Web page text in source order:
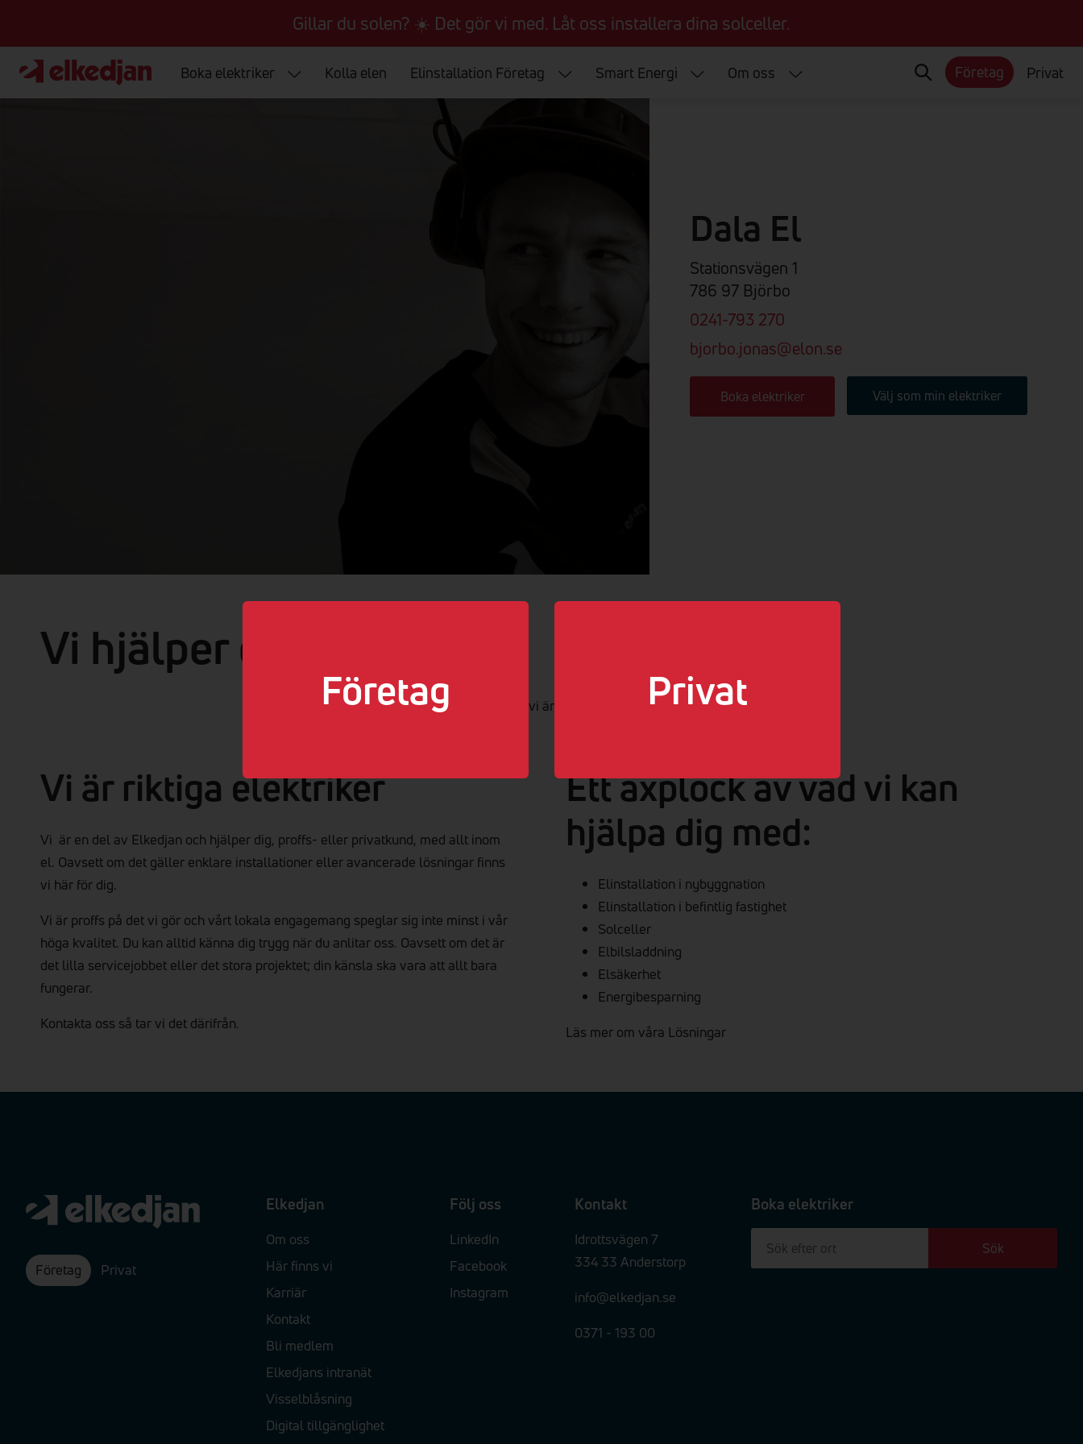
Gillar du solen? ☀️ Det gör vi med. Låt oss installera dina solceller.
Boka elektriker Kolla elen Elinstallation Företag Smart Energi Om oss Företag Privat
Företag Privat
Dala El
Stationsvägen 1
786 97 Björbo
0241-793 270
bjorbo.jonas@elon.se
Boka elektriker Välj som min elektriker
Vi hjälper dig med elen!
Så länge det handlar om el kan vi säga att vi är proffs. Vi kan el.
Vi är riktiga elektriker
Vi är en del av Elkedjan och hjälper dig, proffs- eller privatkund, med allt inom
el. Oavsett om det gäller enklare installationer eller avancerade lösningar finns
vi här för dig.
Vi är proffs på det vi gör och vårt lokala engagemang speglar sig inte minst i vår
höga kvalitet. Du kan alltid känna dig trygg när du anlitar oss. Oavsett om det är
det lilla servicejobbet eller det stora projektet; din känsla ska vara att allt bara
fungerar.
Kontakta oss så tar vi det därifrån.
Ett axplock av vad vi kan
hjälpa dig med:
Elinstallation i nybyggnation
Elinstallation i befintlig fastighet
Solceller
Elbilsladdning
Elsäkerhet
Energibesparning
Läs mer om våra Lösningar
Företag Privat
Elkedjan
Om oss
Här finns vi
Karriär
Kontakt
Bli medlem
Elkedjans intranät
Visselblåsning
Digital tillgänglighet
Följ oss
LinkedIn
Facebook
Instagram
Kontakt
Idrottsvägen 7
334 33 Anderstorp
info@elkedjan.se
0371 - 193 00
Boka elektriker
Sök